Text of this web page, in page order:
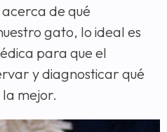
acerca de qué
gato, lo ideal es
para que el
y diagnosticar qué
mejor.